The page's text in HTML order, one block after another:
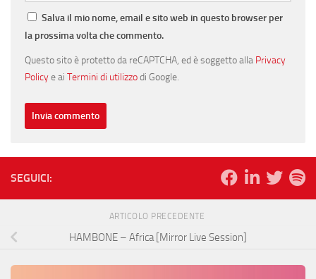
Salva il mio nome, email e sito web in questo browser per
la prossima volta che commento.
Questo sito è protetto da reCAPTCHA, ed è soggetto alla Privacy
Policye ai Termini di utilizzodi Google.
SEGUICI:
ARTICOLO PRECEDENTE
HAMBONE – Africa [Mirror Live Session]